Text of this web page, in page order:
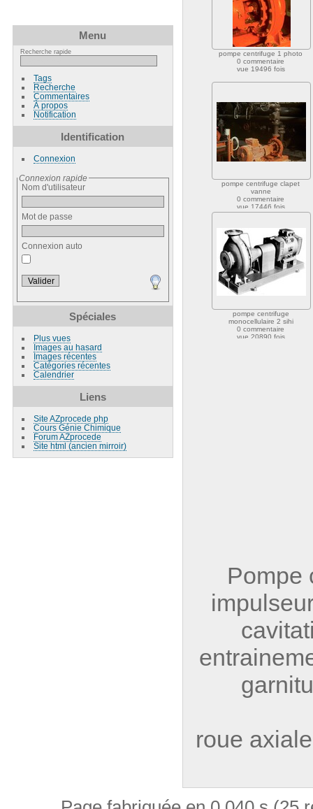
Menu
Recherche rapide
Tags
Recherche
Commentaires
À propos
Notification
Identification
Connexion
Connexion rapide
Nom d'utilisateur
Mot de passe
Connexion auto
Spéciales
Plus vues
Images au hasard
Images récentes
Catégories récentes
Calendrier
Liens
Site AZprocede php
Cours Génie Chimique
Forum AZprocede
Site html (ancien mirroir)
pompe centrifuge 1 photo
0 commentaire
vue 19496 fois
pompe centrifuge clapet
vanne
0 commentaire
vue 17446 fois
pompe centrifuge
monocellulaire 2 sihi
0 commentaire
vue 20890 fois
Pompe
roue